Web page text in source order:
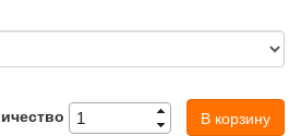
В корзину